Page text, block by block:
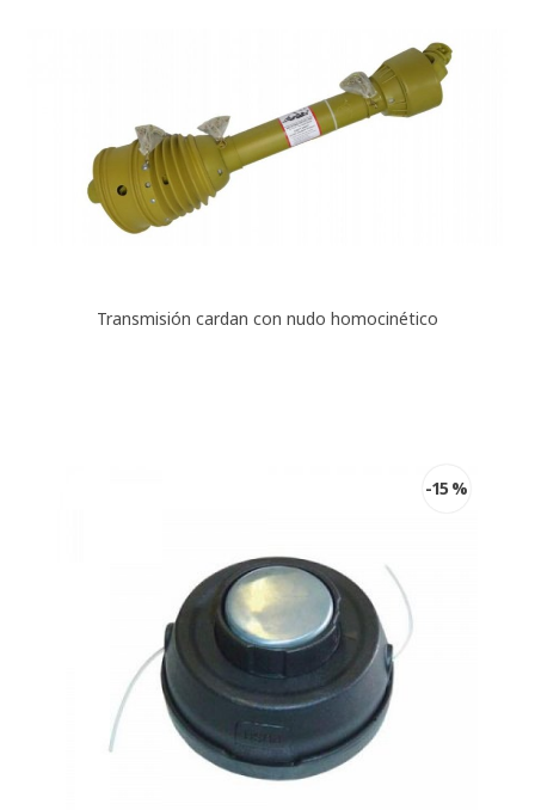
Transmisión cardan con nudo homocinético
-15 %